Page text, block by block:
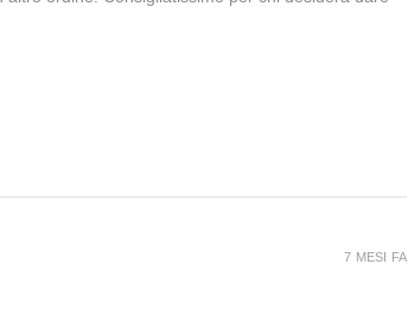
7 MESI FA